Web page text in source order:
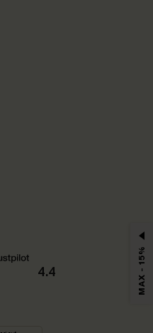
4.4 MAX - 15%